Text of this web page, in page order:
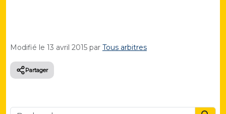
Modifié le 13 avril 2015 par Tous arbitres
Partager